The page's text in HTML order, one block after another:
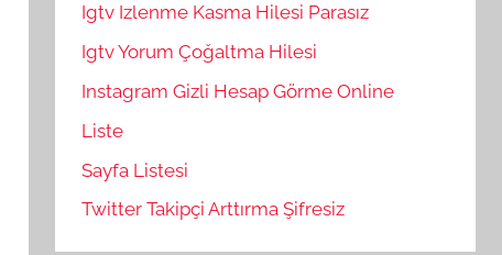
Igtv Izlenme Kasma Hilesi Parasız
Igtv Yorum Çoğaltma Hilesi
Instagram Gizli Hesap Görme Online
Liste
Sayfa Listesi
Twitter Takipçi Arttırma Şifresiz